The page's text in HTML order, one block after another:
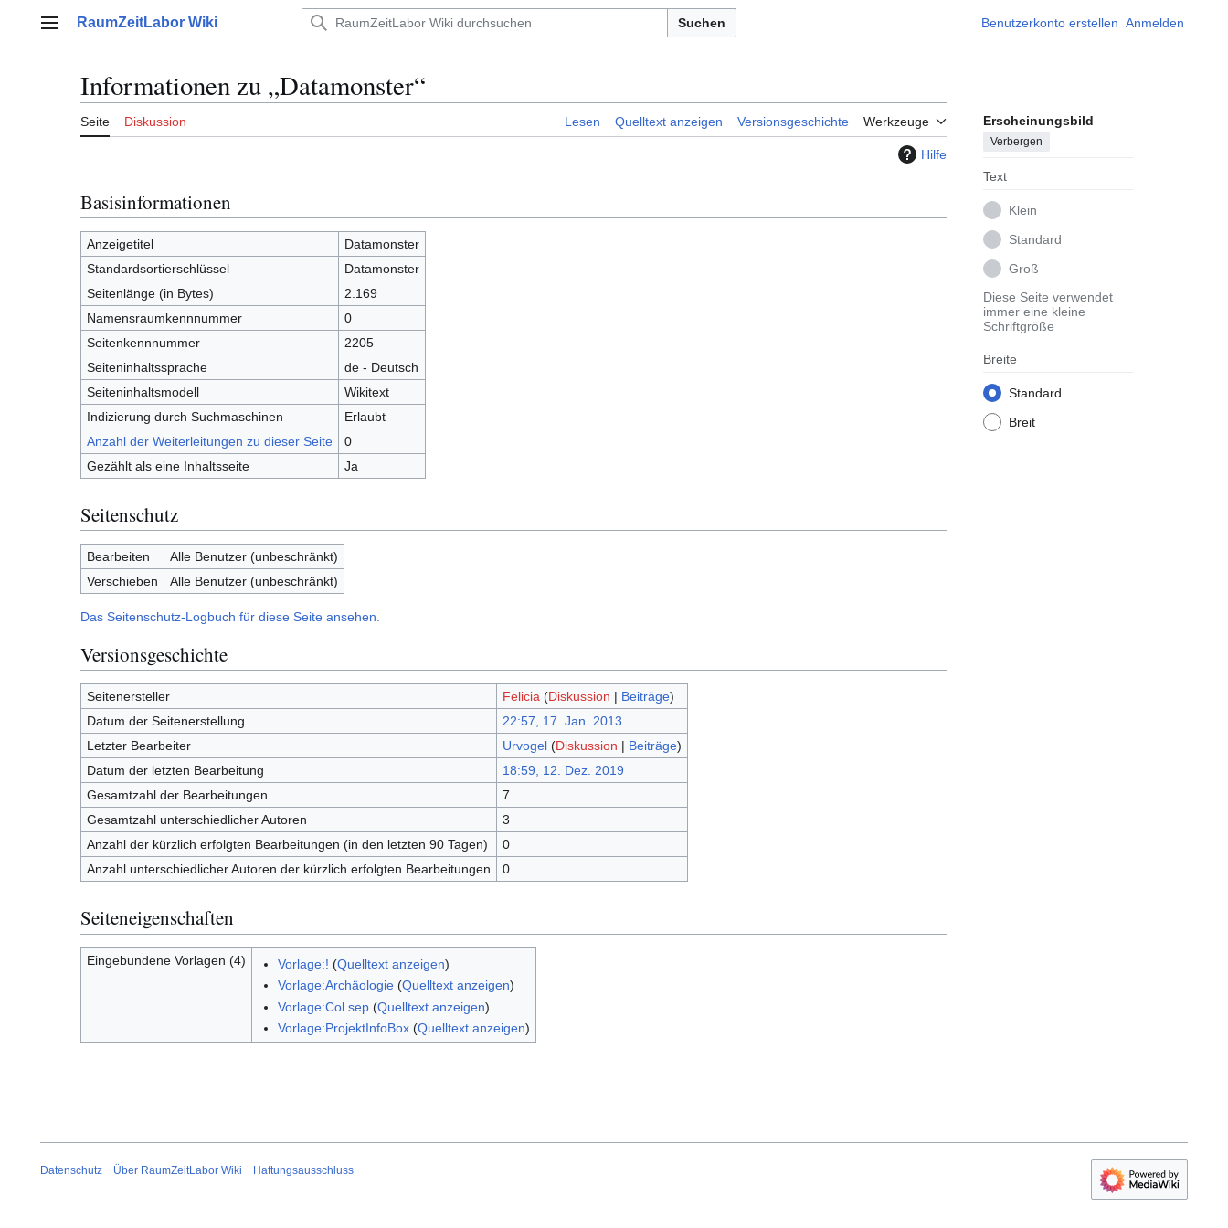
Hauptmenü
RaumZeitLabor Wiki Suchen Benutzerkonto erstellen Anmelden
Informationen zu „Datamonster“
Seite Diskussion Lesen Quelltext anzeigen Versionsgeschichte Werkzeuge Erscheinungsbild
Verbergen
Text
Klein
Standard
Groß
Diese Seite verwendet
immer eine kleine
Schriftgröße
Breite
Standard
Breit
Hilfe
Basisinformationen
Anzeigetitel
Datamonster
Standardsortierschlüssel
Datamonster
Seitenlänge (in Bytes)
2.169
Namensraumkennnummer
0
Seitenkennnummer
2205
Seiteninhaltssprache
de - Deutsch
Seiteninhaltsmodell
Wikitext
Indizierung durch Suchmaschinen
Erlaubt
Anzahl der Weiterleitungen zu dieser Seite
0
Gezählt als eine Inhaltsseite
Ja
Seitenschutz
Bearbeiten
Alle Benutzer (unbeschränkt)
Verschieben
Alle Benutzer (unbeschränkt)
Das Seitenschutz-Logbuch für diese Seite ansehen.
Versionsgeschichte
Seitenersteller Felicia (Diskussion | Beiträge)
Datum der Seitenerstellung
22:57, 17. Jan. 2013
Letzter Bearbeiter
Urvogel (Diskussion | Beiträge)
Datum der letzten Bearbeitung
18:59, 12. Dez. 2019
Gesamtzahl der Bearbeitungen
7
Gesamtzahl unterschiedlicher Autoren
3
Anzahl der kürzlich erfolgten Bearbeitungen (in den letzten 90 Tagen)
0
Anzahl unterschiedlicher Autoren der kürzlich erfolgten Bearbeitungen
0
Seiteneigenschaften
Eingebundene Vorlagen (4) Vorlage:! (Quelltext anzeigen)
Vorlage:Archäologie(Quelltext anzeigen)
Vorlage:Col sep(Quelltext anzeigen)
Vorlage:ProjektInfoBox(Quelltext anzeigen)
Datenschutz Über RaumZeitLabor Wiki Haftungsausschluss